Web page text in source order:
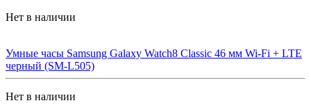
Нет в наличии
Умные часы Samsung Galaxy Watch8 Classic 46 мм Wi-Fi + LTE
черный (SM-L505)
Нет в наличии